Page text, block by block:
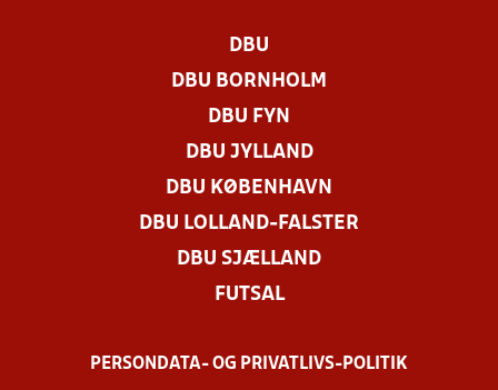
DBU
DBU BORNHOLM
DBU FYN
DBU JYLLAND
DBU KØBENHAVN
DBU LOLLAND-FALSTER
DBU SJÆLLAND
FUTSAL
PERSONDATA- OG PRIVATLIVS-POLITIK